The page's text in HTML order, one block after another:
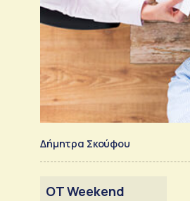
Δήμητρα Σκούφου
OT Weekend